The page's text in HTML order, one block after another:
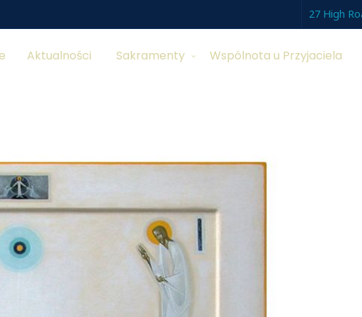
27 High
Aktualności Sakramenty Wspólnota u Przyjaciela